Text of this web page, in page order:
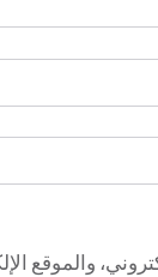
والموقع